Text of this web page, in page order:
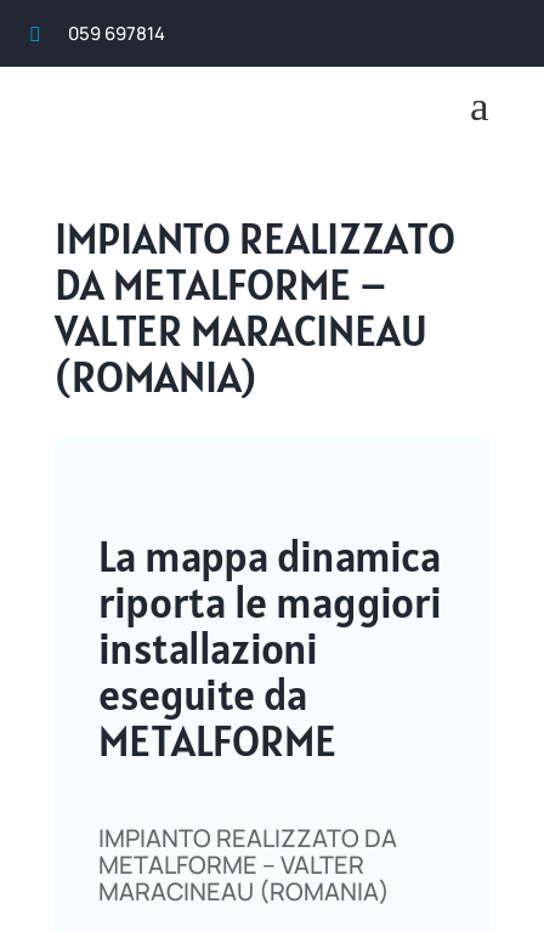
 059 697814
a
IMPIANTO REALIZZATO
DA METALFORME –
VALTER MARACINEAU
(ROMANIA)
La mappa dinamica
riporta le maggiori
installazioni
eseguite da
METALFORME
IMPIANTO REALIZZATO DA
METALFORME – VALTER
MARACINEAU (ROMANIA)